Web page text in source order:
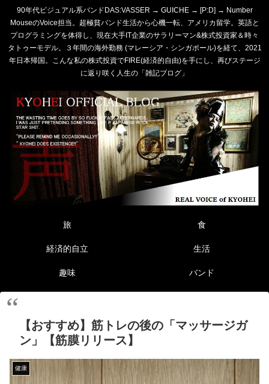
90年代ビジュアル系バンドDAS:VASSER → GUICHE → [P:D] → Number
MouseのVoice担当。超極貧バンド生活から心機一転、アメリカ留学。英語と
プログラミングを体得し、現在大手IT企業のサラリーマン&株式投資家＆時々
タトゥーモデル。３年間の海外勤務 (マレーシア・シンガポール)を経て、2021
年日本帰国。こんな私の株式投資でFIRE(経済的自由)を手にし、再びステージ
に返り咲く人生の「雑記ブログ」
旅 食
経済的自立 生活
趣味 バンド
【おすすめ】筋トレの後の「マッサージガ
ン」【筋膜リリース】
健康